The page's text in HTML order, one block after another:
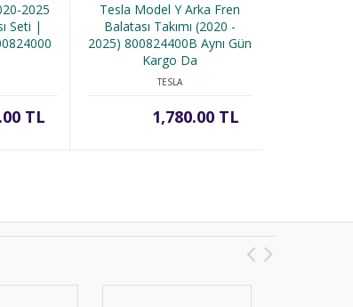
2025
Seti |
TL
Tesla Model Y Arka Fren
Balatası Takımı (2020 -
2025) 800824400B Aynı Gün
Kargo Da
TESLA
1,780.00 TL